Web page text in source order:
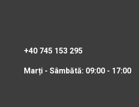
+40 745 153 295
Marți - Sâmbătă: 09:00 - 17:00